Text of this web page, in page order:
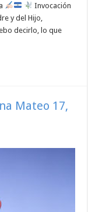
Invocación
y del Hijo,
decirlo, lo que
Mateo 17,